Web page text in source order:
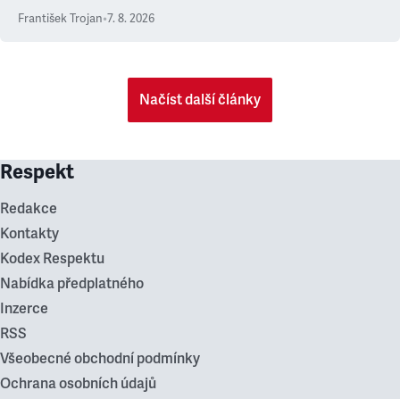
František Trojan•7. 8. 2026
Načíst další články
Respekt
Redakce
Kontakty
Kodex Respektu
Nabídka předplatného
Inzerce
RSS
Všeobecné obchodní podmínky
Ochrana osobních údajů